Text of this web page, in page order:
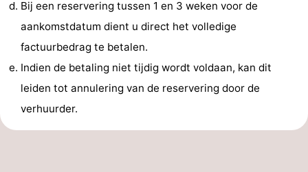
Bij een reservering tussen 1 en 3 weken voor de
aankomstdatum dient u direct het volledige
factuurbedrag te betalen.
Indien de betaling niet tijdig wordt voldaan, kan dit
leiden tot annulering van de reservering door de
verhuurder.